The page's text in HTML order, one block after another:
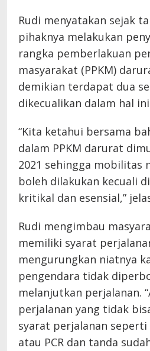
Rudi menyatakan sejak
pihaknya melakukan
rangka pemberlakuan
masyarakat (PPKM)
demikian terdapat dua
dikecualikan dalam hal
“Kita ketahui bersama
dalam PPKM darurat
2021 sehingga mobilitas
boleh dilakukan kecuali
kritikal dan esensial,”
Rudi mengimbau
memiliki syarat
mengurungkan niatnya
pengendara tidak
melanjutkan perjalanan.
perjalanan yang tidak
syarat perjalanan
atau PCR dan tanda